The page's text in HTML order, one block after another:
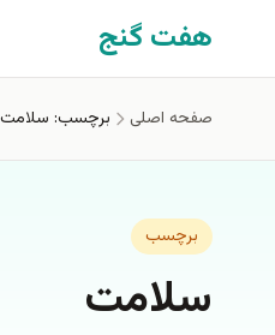
رفتن به محتوای اصلی
هفت گنج
صفحه اصلی برچسب: سلامت
برچسب
سلامت